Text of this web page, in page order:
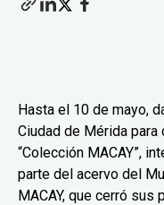
Hasta el 10 de mayo,
Ciudad de Mérida
“Colección MACAY”,
parte del acervo del
MACAY, que cerró sus